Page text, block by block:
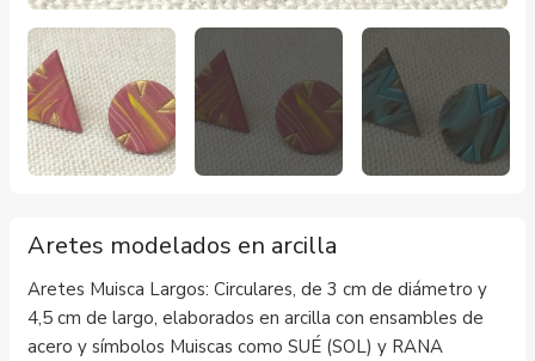
Aretes modelados en arcilla
Aretes Muisca Largos: Circulares, de 3 cm de diámetro y
4,5 cm de largo, elaborados en arcilla con ensambles de
acero y símbolos Muiscas como SUÉ (SOL) y RANA